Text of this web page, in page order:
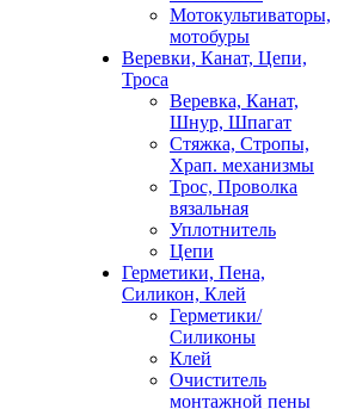
Мотокультиваторы,
мотобуры
Веревки, Канат, Цепи,
Троса
Веревка, Канат,
Шнур, Шпагат
Стяжка, Стропы,
Храп. механизмы
Трос, Проволка
вязальная
Уплотнитель
Цепи
Герметики, Пена,
Силикон, Клей
Герметики/
Силиконы
Клей
Очиститель
монтажной пены